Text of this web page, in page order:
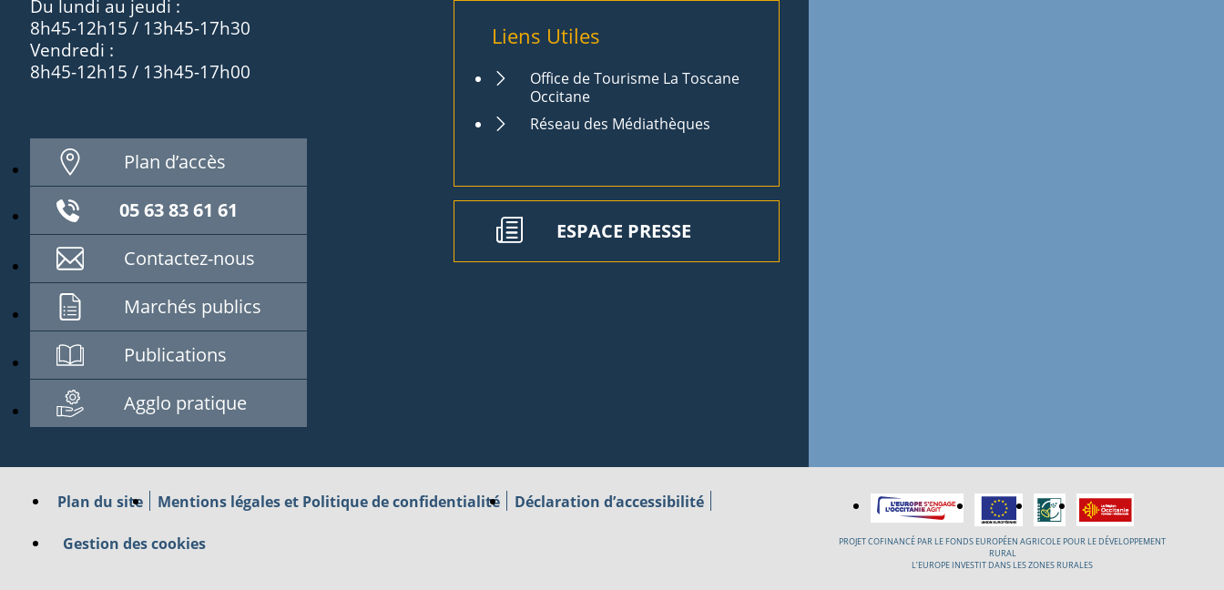
Du lundi au jeudi :
8h45-12h15 / 13h45-17h30
Vendredi :
8h45-12h15 / 13h45-17h00
Plan d’accès
05 63 83 61 61
Contactez-nous
Marchés publics
Publications
Agglo pratique
Liens Utiles
Office de Tourisme La Toscane
Occitane
Réseau des Médiathèques
ESPACE PRESSE
Plan du site Mentions légales et Politique de confidentialité Déclaration d’accessibilité
Gestion des cookies
PROJET COFINANCÉ PAR LE FONDS EUROPÉEN AGRICOLE POUR LE DÉVELOPPEMENT
RURAL
L’EUROPE INVESTIT DANS LES ZONES RURALES